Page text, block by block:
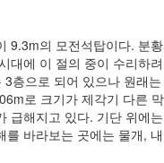
9.3m의 모전석탑이다. 분
대에 이 절의 중이 수리하
층으로 되어 있으나 원래
로 크기가 제각기 다른
급해지고 있다. 기단 위에
바라보는 곳에는 물개,